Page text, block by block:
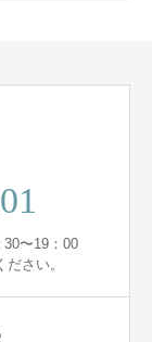
〜19：00
さい。